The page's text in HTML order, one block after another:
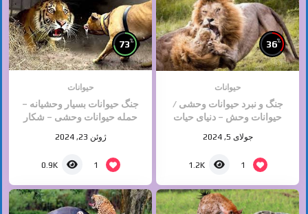
36%
حیوانات
جنگ و نبرد حیوانات وحشی /
حیوانات وحش – دنیای حیات
جولای 5, 2024
1
1.2K
73%
حیوانات
جنگ حیوانات بسیار وحشیانه –
حمله حیوانات وحشی – شکار
ژوئن 23, 2024
1
0.9K